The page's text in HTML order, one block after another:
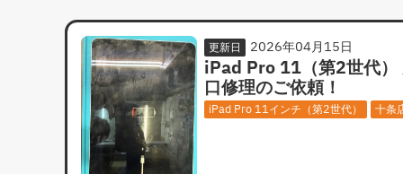
更新日 2026年04月15日
iPad Pro 11（第2世代）
口修理のご依頼！
iPad Pro 11インチ（第2世代） 十条